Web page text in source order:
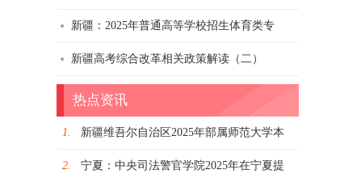
新疆：2025年普通高等学校招生体育类专
新疆高考综合改革相关政策解读（二）
热点资讯
1. 新疆维吾尔自治区2025年部属师范大学本
2. 宁夏：中央司法警官学院2025年在宁夏提